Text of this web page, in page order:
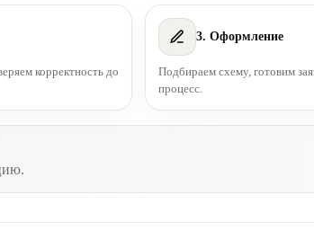
корректность до
3. Оформление
Подбираем схему, готовим
процесс.